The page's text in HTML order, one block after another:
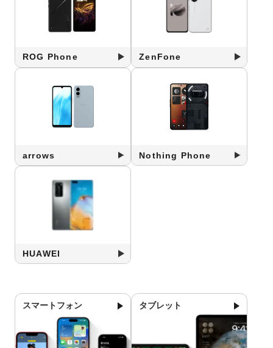
ROG Phone ZenFone
arrows Nothing Phone
HUAWEI
スマートフォン タブレット